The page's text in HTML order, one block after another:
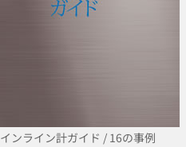
インライン計ガイド / 16の事例